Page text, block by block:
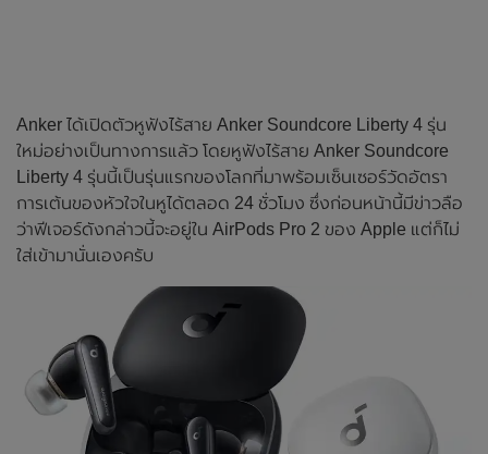
Anker ได้เปิดตัวหูฟังไร้สาย Anker Soundcore Liberty 4 รุ่น
ใหม่อย่างเป็นทางการแล้ว โดยหูฟังไร้สาย Anker Soundcore
Liberty 4 รุ่นนี้เป็นรุ่นแรกของโลกที่มาพร้อมเซ็นเซอร์วัดอัตรา
การเต้นของหัวใจในหูได้ตลอด 24 ชั่วโมง ซึ่งก่อนหน้านี้มีข่าวลือ
ว่าฟีเจอร์ดังกล่าวนี้จะอยู่ใน AirPods Pro 2 ของ Apple แต่ก็ไม่
ใส่เข้ามานั่นเองครับ